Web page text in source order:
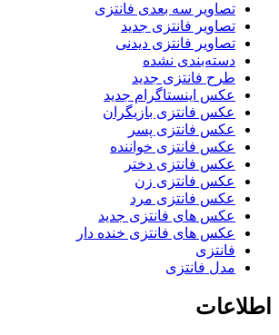
سه بعدی فانتزی
فانتزی جدید
فانتزی دیدنی
نشده
فانتزی جدید
اینستاگرام جدید
فانتزی بازیگران
فانتزی پسر
فانتزی خواننده
فانتزی دختر
فانتزی زن
فانتزی مرد
های فانتزی جدید
های فانتزی خنده دار
فانتزی